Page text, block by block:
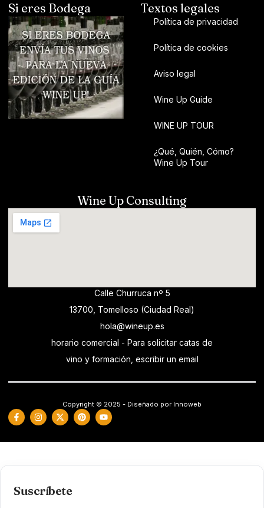
Si eres Bodega Textos legales
Política de privacidad
Política de cookies
Aviso legal
Wine Up Guide
WINE UP TOUR
¿Qué, Quién, Cómo?
Wine Up Tour
Wine Up Consulting
Calle Churruca nº 5
13700, Tomelloso (Ciudad Real)
hola@wineup.es
horario comercial - Para solicitar catas de
vino y formación, escribir un email
Copyright © 2025 - Diseñado por Innoweb
Suscríbete